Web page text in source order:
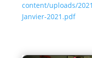
content/uploads/
Janvier-2021.pdf